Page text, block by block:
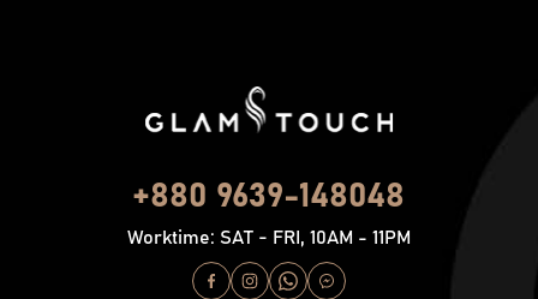
+880 9639-148048
Worktime: SAT - FRI, 10AM - 11PM